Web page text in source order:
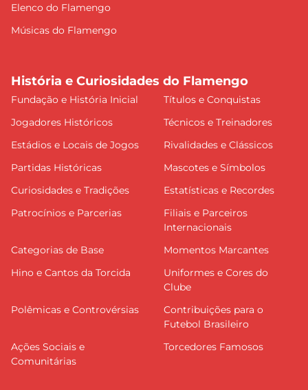
Elenco do Flamengo
Músicas do Flamengo
História e Curiosidades do Flamengo
Fundação e História Inicial
Títulos e Conquistas
Jogadores Históricos
Técnicos e Treinadores
Estádios e Locais de Jogos
Rivalidades e Clássicos
Partidas Históricas
Mascotes e Símbolos
Curiosidades e Tradições
Estatísticas e Recordes
Patrocínios e Parcerias
Filiais e Parceiros
Internacionais
Categorias de Base
Momentos Marcantes
Hino e Cantos da Torcida
Uniformes e Cores do
Clube
Polêmicas e Controvérsias
Contribuições para o
Futebol Brasileiro
Ações Sociais e
Comunitárias
Torcedores Famosos